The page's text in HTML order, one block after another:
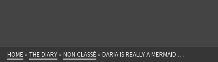
HOME » THE DIARY » NON CLASSÉ » DARIA IS REALLY A MERMAID …